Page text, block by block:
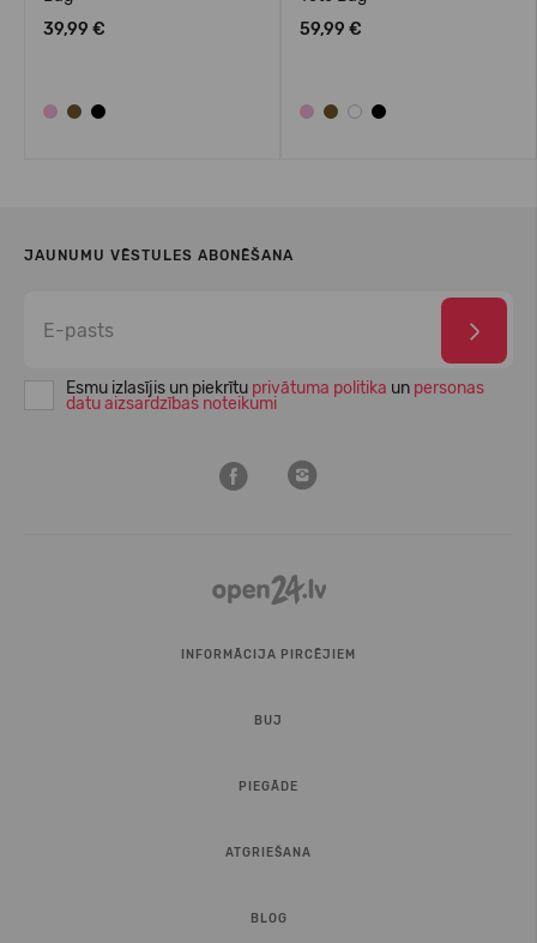
39,99 €
59,99 €
JAUNUMU VĒSTULES ABONĒŠANA
Esmu izlasījis un piekrītu privātuma politika un personas
datu aizsardzības noteikumi
INFORMĀCIJA PIRCĒJIEM
BUJ
PIEGĀDE
ATGRIEŠANA
BLOG